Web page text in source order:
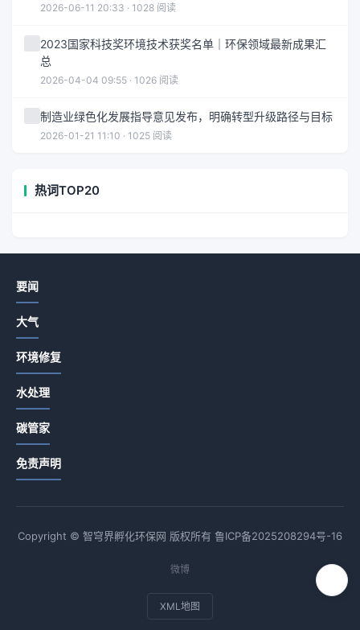
2026-06-11 20:33 · 1028 阅读
2023国家科技奖环境技术获奖名单｜环保领域最新成果汇
总
2026-04-04 09:55 · 1026 阅读
制造业绿色化发展指导意见发布，明确转型升级路径与目标
2026-01-21 11:10 · 1025 阅读
热词TOP20
要闻
大气
环境修复
水处理
碳管家
免责声明
Copyright © 智穹界孵化环保网 版权所有 鲁ICP备2025208294号-16
微博
XML地图